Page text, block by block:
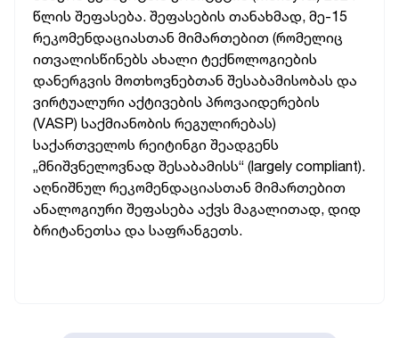
წლის შეფასება. შეფასების თანახმად, მე-15
რეკომენდაციასთან მიმართებით (რომელიც
ითვალისწინებს ახალი ტექნოლოგიების
დანერგვის მოთხოვნებთან შესაბამისობას და
ვირტუალური აქტივების პროვაიდერების
(VASP) საქმიანობის რეგულირებას)
საქართველოს რეიტინგი შეადგენს
„მნიშვნელოვნად შესაბამისს“ (largely compliant).
აღნიშნულ რეკომენდაციასთან მიმართებით
ანალოგიური შეფასება აქვს მაგალითად, დიდ
ბრიტანეთსა და საფრანგეთს.